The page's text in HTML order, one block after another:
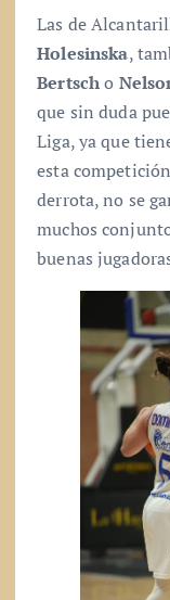
Las de
Holesinska,
Bertscho
que sin duda
Liga, ya que
esta
derrota, no se
muchos
buenas